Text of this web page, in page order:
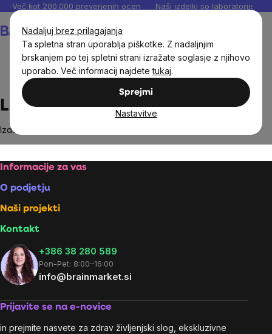
Nadaljuj brez prilagajanja
Ta spletna stran uporablja piškotke. Z nadaljnjim
brskanjem po tej spletni strani izražate soglasje z njihovo
uporabo. Več informacij najdetetukaj.
Sprejmi
Nastavitve
Preskoči
vsebino
Več kot 200.000 preverjenih ocen Naši izdelki so laboratorijsko
Leya's Oaties
Leya's Oaties
Izdelki blagovne znamke
Footer
Informacije za vas
O podjetju
Naši projekti
Kontakt
+386 38 280 589
Pon-Pet: 8:00–16:00
info@brainmarket.si
Prijavite se na e-novice
in prejmite nasvete za zdrav življenjski slog, ekskluzivne